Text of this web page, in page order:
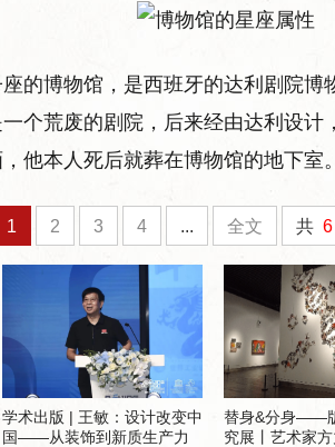
的博物馆，是西班牙的达利剧院
个荒废的剧院，后来经由达利设计
他本人死后就葬在博物馆的地下室。
1 2 3 4 ... 全文 共 6
学术出版 | 王敏：设计改变中
国——从装饰到新质生产力
替身&分身——
究展丨艺术家